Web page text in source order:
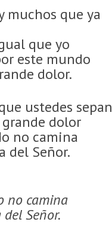
muchos que ya
que yo
este mundo
dolor.
ustedes sepan
dolor
no camina
del Señor.
no camina
Señor.